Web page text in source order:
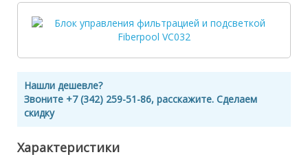
Нашли дешевле?
Звоните +7 (342) 259-51-86, расскажите. Сделаем
скидку
Характеристики